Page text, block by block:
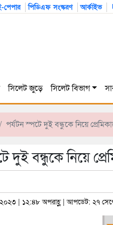
পেপার পিডিএফ সংস্করণ আর্কাইভ
সিলেট জুড়ে সিলেট বিভাগ
পর্যটন স্পটে দুই বন্ধুকে নিয়ে
দুই বন্ধুকে নিয়ে
২০২৩ | ১২:৪৮ অপরাহ্ণ | আপডেট: ২৭